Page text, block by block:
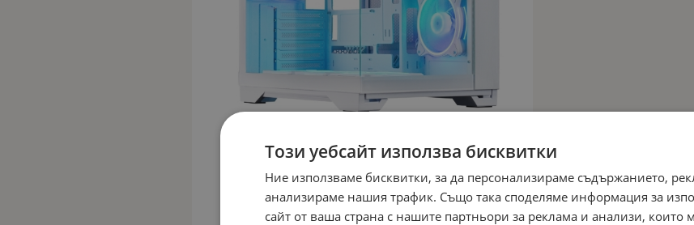
Този уебсайт използва бисквитки
Ние използваме бисквитки, за да персонализираме съдържанието,
анализираме нашия трафик. Също така споделяме информация за
сайт от ваша страна с нашите партньори за реклама и анализи, които